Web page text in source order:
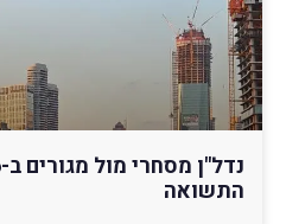
התשואה